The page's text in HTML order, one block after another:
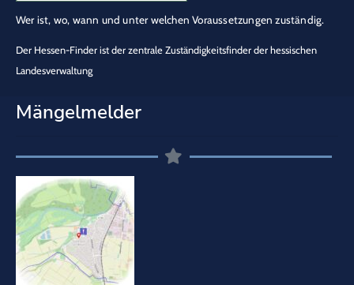
Wer ist, wo, wann und unter welchen Voraussetzungen zuständig.
Der Hessen-Finder ist der zentrale Zuständigkeitsfinder der hessischen
Landesverwaltung
Mängelmelder